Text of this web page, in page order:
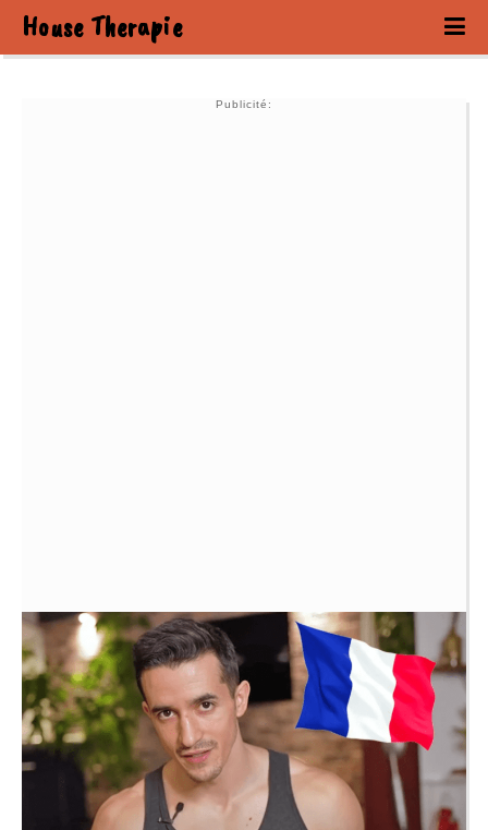
House Therapie
Publicité: